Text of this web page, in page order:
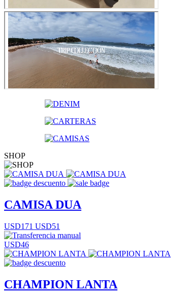
SHOP
CAMISA DUA
USD171 USD51
USD46
CHAMPION LANTA